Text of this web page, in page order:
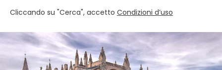
Cliccando su "Cerca", accetto Condizioni d’uso